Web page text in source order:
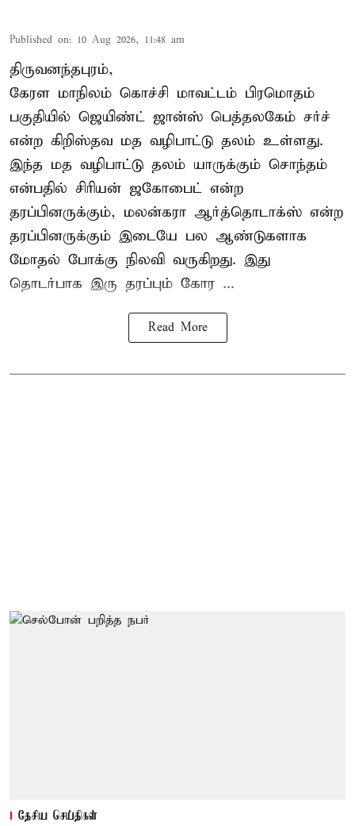
Published on: 10 Aug 2026, 11:48 am
திருவனந்தபுரம்,
கேரள மாநிலம் கொச்சி மாவட்டம் பிரமொதம்
பகுதியில் ஜெயிண்ட் ஜான்ஸ் பெத்தலகேம் சர்ச்
என்ற கிறிஸ்தவ மத வழிபாட்டு தலம் உள்ளது.
இந்த மத வழிபாட்டு தலம் யாருக்கும் சொந்தம்
என்பதில் சிரியன் ஜகோபைட் என்ற
தரப்பினருக்கும், மலன்கரா ஆர்த்தொடாக்ஸ் என்ற
தரப்பினருக்கும் இடையே பல ஆண்டுகளாக
மோதல் போக்கு நிலவி வருகிறது. இது
தொடர்பாக இரு தரப்பும் கோர ...
Read More
தேசிய செய்திகள்